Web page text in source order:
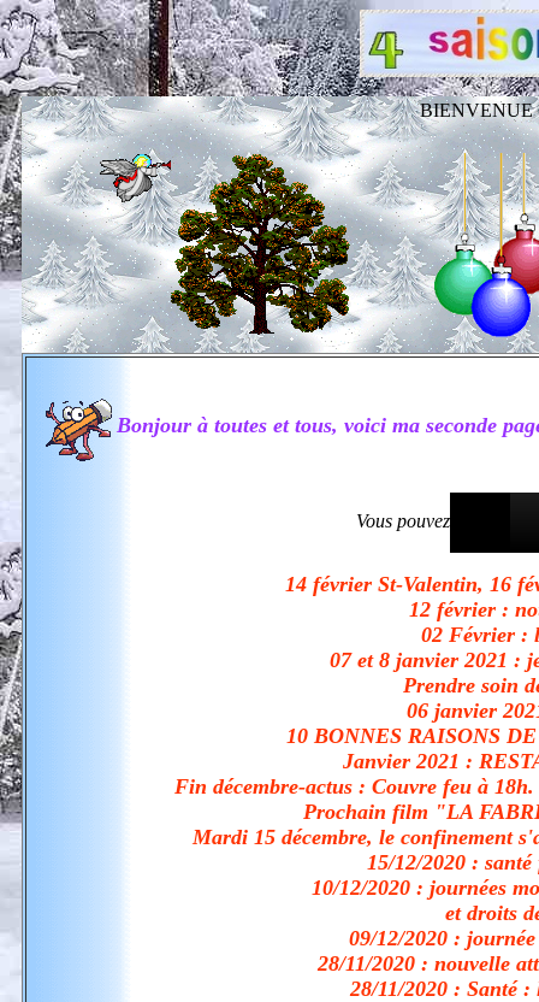
BIENVENUE
Bonjour à toutes et tous, voici ma seconde
Vous pouvez
14 février St-Valentin, 16
12 février :
02 Février :
07 et 8 janvier 2021 :
Prendre soin
06 janvier
10 BONNES RAISONS
Janvier 2021 :
Fin décembre-actus : Couvre feu à
Prochain film "LA
Mardi 15 décembre, le confinement
15/12/2020 :
10/12/2020 : journées
et droits
09/12/2020 :
28/11/2020 : nouvelle
28/11/2020 : Santé